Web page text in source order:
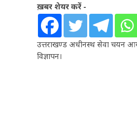
ख़बर शेयर करें -
उत्तराखण्ड अधीनस्थ सेवा चयन
विज्ञापन।